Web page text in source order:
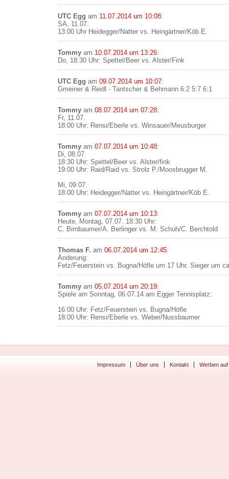
UTC Egg am 11.07.2014 um 10:08:
SA, 11.07.
13:00 Uhr Heidegger/Natter vs. Heingärtner/Köb E.
Tommy am 10.07.2014 um 13:26:
Do, 18:30 Uhr: Spettel/Beer vs. Alster/Fink
UTC Egg am 09.07.2014 um 10:07:
Gmeiner & Reidl - Tantscher & Behmann 6:2 5:7 6:1
Tommy am 08.07.2014 um 07:28:
Fr, 11.07.
18:00 Uhr: Rensi/Eberle vs. Winsauer/Meusburger
Tommy am 07.07.2014 um 10:48:
Di, 08.07.
18:30 Uhr: Spettel/Beer vs. Alster/fink
19:00 Uhr: Raid/Raid vs. Strolz P./Moosbrugger M.
Mi, 09.07.
18:00 Uhr: Heidegger/Natter vs. Heingärtner/Köb E.
Tommy am 07.07.2014 um 10:13:
Heute, Montag, 07.07. 18:30 Uhr:
C. Birnbaumer/A. Berlinger vs. M. Schuh/C. Berchtold
Thomas F. am 06.07.2014 um 12:45:
Änderung:
Fetz/Feuerstein vs. Bugna/Höfle um 17 Uhr. Sieger um
Tommy am 05.07.2014 um 20:19:
Spiele am Sonntag, 06.07.14 am Egger Tennisplatz:
16:00 Uhr: Fetz/Feuerstein vs. Bugna/Höfle
18:00 Uhr: Rensi/Eberle vs. Weber/Nussbaumer
Impressum Über uns Kontakt Werben